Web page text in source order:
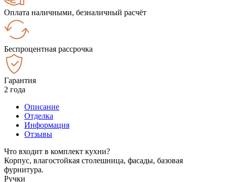
Оплата наличными, безналичный расчёт
Беспроцентная рассрочка
Гарантия
2 года
Описание
Отделка
Информация
Отзывы
Что входит в комплект кухни?
Корпус, влагостойкая столешница, фасады, базовая
фурнитура.
Ручки